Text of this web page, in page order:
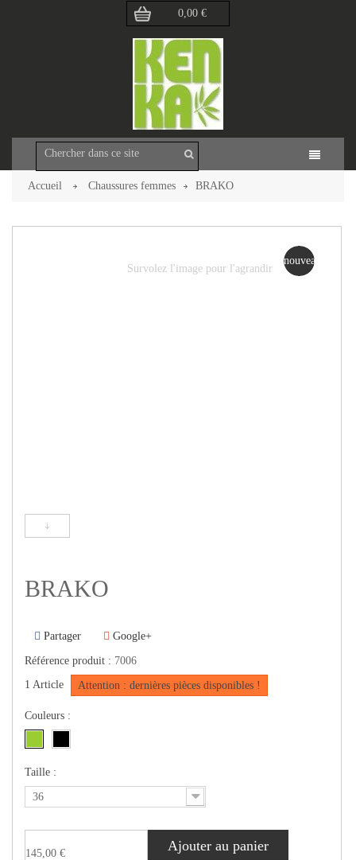
0,00 €
Accueil Chaussures femmes BRAKO
nouveau
Survolez l'image pour l'agrandir
BRAKO
Partager Google+
Référence produit : 7006
1 Article Attention : dernières pièces disponibles !
Couleurs :
Taille :
36
145,00 € Ajouter au panier